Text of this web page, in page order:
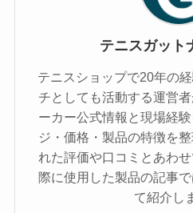
テニスガット
テニスショップで20年の
チとしても活動する運営
ーカー公式情報と現場経
ジ・価格・製品の特徴を
れた評価や口コミとあわ
際に使用した製品の記事
て紹介し